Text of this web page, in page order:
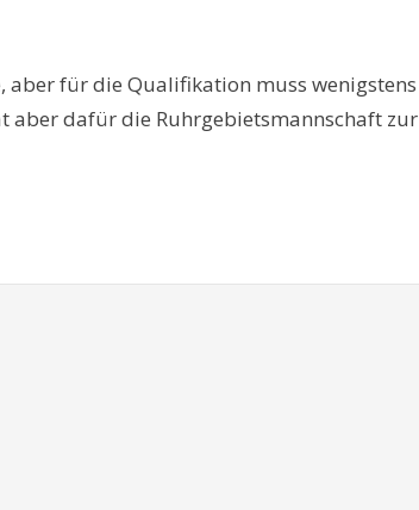
aber für die Qualifikation muss wenigstens
aber dafür die Ruhrgebietsmannschaft zur